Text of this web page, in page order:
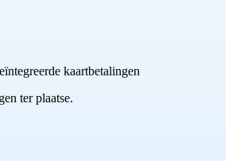
kaartbetalingen
ter plaatse.